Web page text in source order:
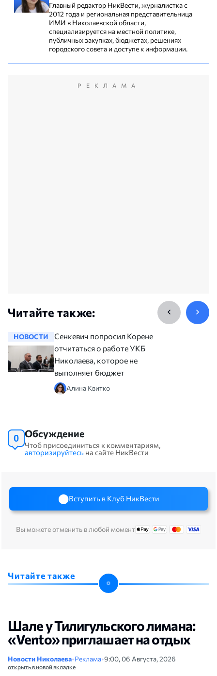
Главный редактор НикВести, журналистка с
2012 года и региональная представительница
ИМИ в Николаевской области,
специализируется на местной политике,
публичных закупках, бюджетах, решениях
городского совета и доступе к информации.
РЕКЛАМА
Читайте также:
НОВОСТИ
Сенкевич попросил Коренева
отчитаться о работе УКБ
Николаева, которое не
выполняет бюджет
Алина Квитко
0 Обсуждение
Чтоб присоединиться к комментариям,
авторизируйтесь на сайте НикВести
Вступить в Клуб НикВести
Вы можете отменить в любой момент
Читайте также
Шале у Тилигульского лимана:
«Vento» приглашает на отдых
Новости Николаева•Реклама•9:00, 06 Августа, 2026
открыть в новой вкладке